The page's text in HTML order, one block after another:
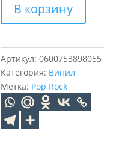
товара
Cranberries
The
Collection
(LP)
В корзину
Артикул:0600753898055
Категория: Винил
Метка: Pop Rock